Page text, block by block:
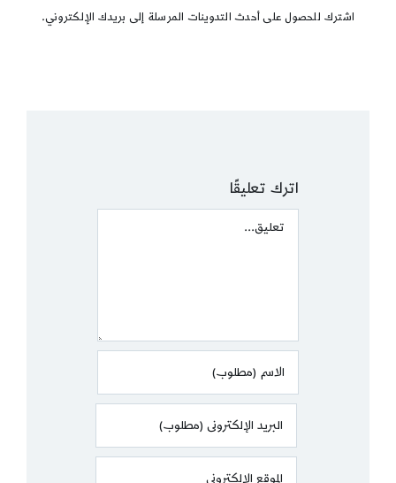
اشترك للحصول على أحدث التدوينات المرسلة إلى بريدك الإلكتروني.
اترك تعليقًا
Comment